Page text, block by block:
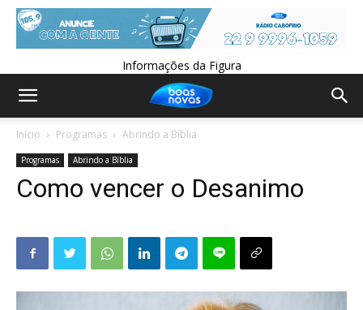
Informações da Figura
Início Programas Abrindo a Bíblia
Programas Abrindo a Bíblia
Como vencer o Desanimo